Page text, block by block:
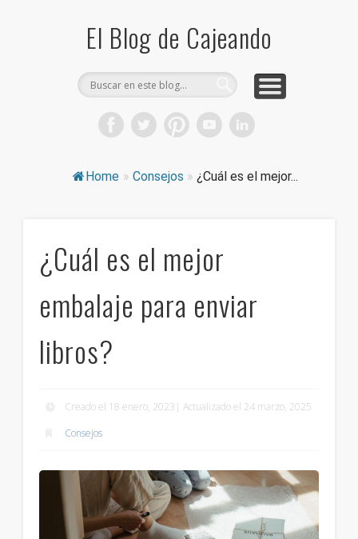
El Blog de Cajeando
Home » Consejos » ¿Cuál es el mejor...
¿Cuál es el mejor
embalaje para enviar
libros?
Creado el 18 enero, 2023| Actualizado el 24 marzo, 2025
Consejos